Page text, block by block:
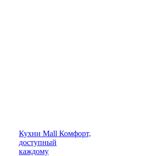
Кухни Mall Комфорт,
доступный
каждому